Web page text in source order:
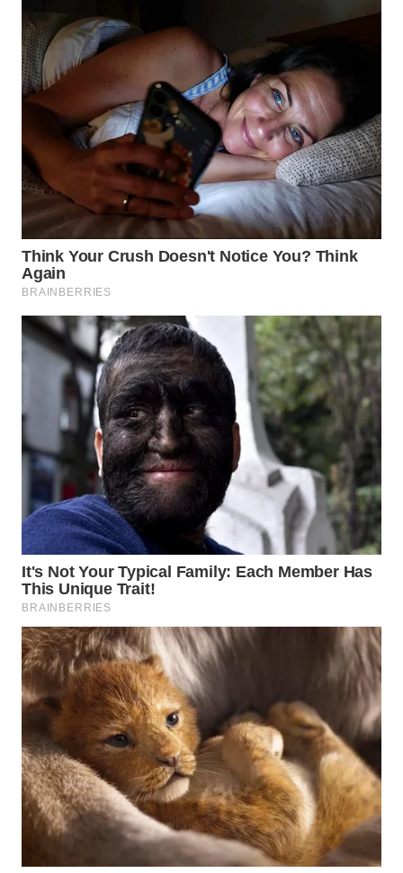
WN
BEKASI
WN
BOGOR
WN
DEPOK
WN
TAPANULI
UTARA
WN
SAMOSIR
WN
PADANG
LAWAS
SUMEDANG
WN
CIANJUR
WN
KEPULAUAN
SERIBU
WN
TANGERANG
WN
BINJAI
WN